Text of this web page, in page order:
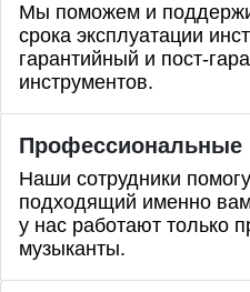
Мы поможем и
срока эксплуатации
гарантийный и пост-
инструментов.
Профессиональные
Наши сотрудники
подходящий именно
у нас работают только
музыканты.